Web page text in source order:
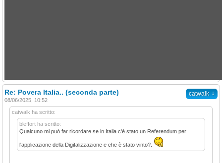
catwalk ↓
Re: Povera Italia.. (seconda parte)
08/06/2025, 10:52
catwalk ha scritto:
bleffort ha scritto:
Qualcuno mi può far ricordare se in Italia c'è stato un Referendum per
l'applicazione della Digitalizzazione e che è stato vinto?.